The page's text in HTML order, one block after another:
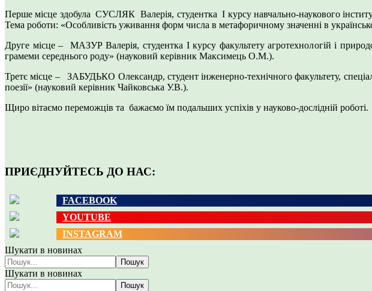
Перше місце здобула СУСЛЯК Валерія, студентка І курсу навчально-наукового
Тема роботи: «Особливість уживання форм числа в метафоричному значенні в
Друге місце – МАЗУР Валерія, студентка І курсу факультету агротехнологій і
грамеми середнього роду» (науковий керівник Максимець О.М.).
Третє місце – ЗАБУДЬКО Олександр, студент інженерно-технічного факультету,
поезії» (науковий керівник Чайковська У.В.).
Щиро вітаємо переможців та бажаємо їм подальших успіхів у науково-дослідній роботі.
ПРИЄДНУЙТЕСЬ ДО НАС:
FACEBOOK
YOUTUBE
INSTAGRAM
Шукати в новинах
Пошук
Шукати в новинах
Пошук